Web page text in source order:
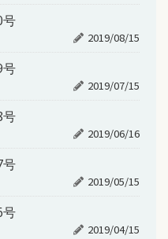
2019/08/15
2019/07/15
2019/06/16
2019/05/15
2019/04/15